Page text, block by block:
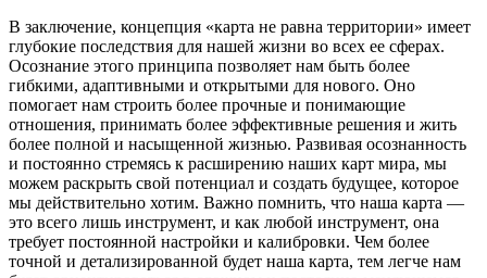
В заключение, концепция «карта не равна территории» имеет
глубокие последствия для нашей жизни во всех ее сферах.
Осознание этого принципа позволяет нам быть более
гибкими, адаптивными и открытыми для нового. Оно
помогает нам строить более прочные и понимающие
отношения, принимать более эффективные решения и жить
более полной и насыщенной жизнью. Развивая осознанность
и постоянно стремясь к расширению наших карт мира, мы
можем раскрыть свой потенциал и создать будущее, которое
мы действительно хотим. Важно помнить, что наша карта —
это всего лишь инструмент, и как любой инструмент, она
требует постоянной настройки и калибровки. Чем более
точной и детализированной будет наша карта, тем легче нам